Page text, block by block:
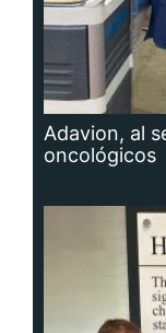
Adavion, al
oncológicos